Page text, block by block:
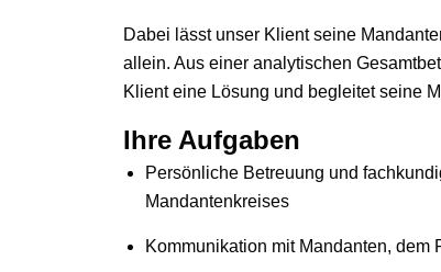
Dabei lässt unser Klient seine
allein. Aus einer analytischen
Klient eine Lösung und begleitet seine
Ihre Aufgaben
Persönliche Betreuung und
Mandantenkreises
Kommunikation mit Mandanten, dem